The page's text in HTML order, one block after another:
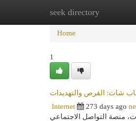
seek directory
Home New Site
Home
1
شات: الفرص والتهديدات
Internet
273 days ago
منصة التواصل الاجتماعي